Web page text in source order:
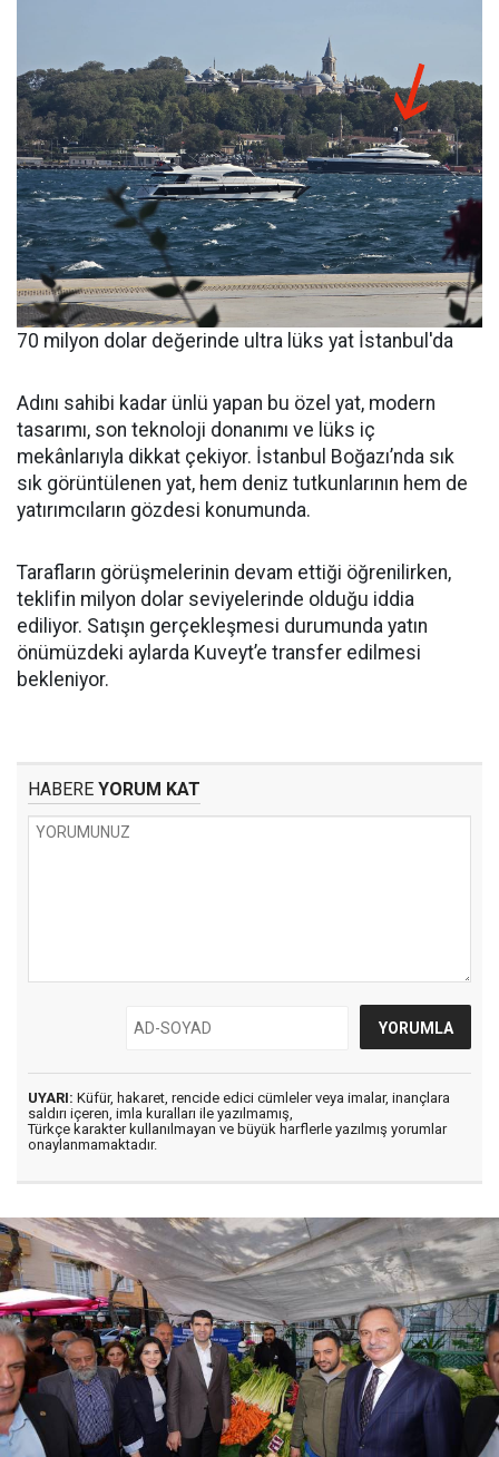
70 milyon dolar değerinde ultra lüks yat İstanbul'da
Adını sahibi kadar ünlü yapan bu özel yat, modern
tasarımı, son teknoloji donanımı ve lüks iç
mekânlarıyla dikkat çekiyor. İstanbul Boğazı’nda sık
sık görüntülenen yat, hem deniz tutkunlarının hem de
yatırımcıların gözdesi konumunda.
Tarafların görüşmelerinin devam ettiği öğrenilirken,
teklifin milyon dolar seviyelerinde olduğu iddia
ediliyor. Satışın gerçekleşmesi durumunda yatın
önümüzdeki aylarda Kuveyt’e transfer edilmesi
bekleniyor.
HABERE YORUM KAT
UYARI: Küfür, hakaret, rencide edici cümleler veya imalar, inançlara
saldırı içeren, imla kuralları ile yazılmamış,
Türkçe karakter kullanılmayan ve büyük harflerle yazılmış yorumlar
onaylanmamaktadır.